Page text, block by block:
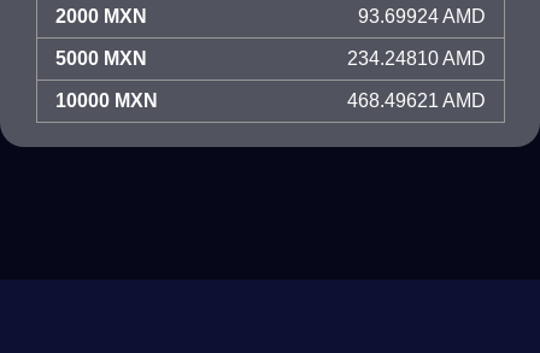
2000 MXN 93.69924 AMD
5000 MXN 234.24810 AMD
10000 MXN 468.49621 AMD